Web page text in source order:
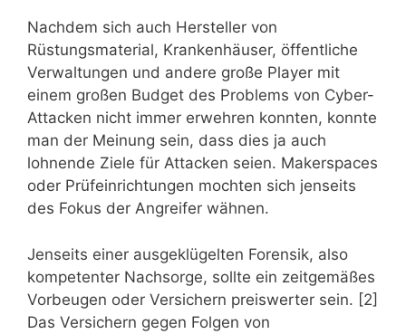
Nachdem sich auch Hersteller von
Rüstungsmaterial, Krankenhäuser, öffentliche
Verwaltungen und andere große Player mit
einem großen Budget des Problems von Cyber-
Attacken nicht immer erwehren konnten, konnte
man der Meinung sein, dass dies ja auch
lohnende Ziele für Attacken seien. Makerspaces
oder Prüfeinrichtungen mochten sich jenseits
des Fokus der Angreifer wähnen.
Jenseits einer ausgeklügelten Forensik, also
kompetenter Nachsorge, sollte ein zeitgemäßes
Vorbeugen oder Versichern preiswerter sein. [2]
Das Versichern gegen Folgen von